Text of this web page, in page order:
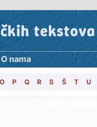
tekstova
O nama
O P Q R S Š T U